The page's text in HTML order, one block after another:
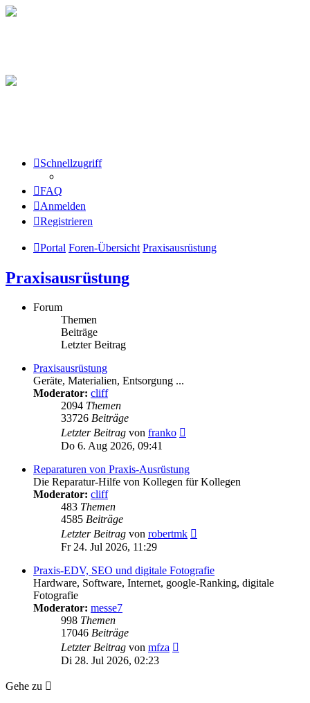
Schnellzugriff
FAQ
Anmelden
Registrieren
Portal Foren-Übersicht Praxisausrüstung
Praxisausrüstung
Forum
Themen
Beiträge
Letzter Beitrag
Praxisausrüstung
Geräte, Materialien, Entsorgung ...
Moderator: cliff
2094 Themen
33726 Beiträge
Letzter Beitrag von franko
Do 6. Aug 2026, 09:41
Reparaturen von Praxis-Ausrüstung
Die Reparatur-Hilfe von Kollegen für Kollegen
Moderator: cliff
483 Themen
4585 Beiträge
Letzter Beitrag von robertmk
Fr 24. Jul 2026, 11:29
Praxis-EDV, SEO und digitale Fotografie
Hardware, Software, Internet, google-Ranking, digitale
Fotografie
Moderator: messe7
998 Themen
17046 Beiträge
Letzter Beitrag von mfza
Di 28. Jul 2026, 02:23
Gehe zu